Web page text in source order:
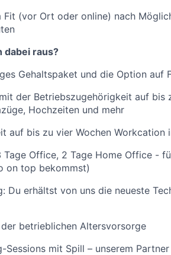
Fit (vor Ort oder online) nach
dabei raus?
Gehaltspaket und die Option auf
der Betriebszugehörigkeit auf bis
Hochzeiten und mehr
auf bis zu vier Wochen Workcation
Office, 2 Tage Home Office -
on top bekommst)
Du erhältst von uns die neueste
der betrieblichen Altersvorsorge
Sessions mit Spill – unserem